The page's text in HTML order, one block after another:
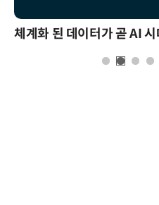
체계화 된 데이터가 곧 AI